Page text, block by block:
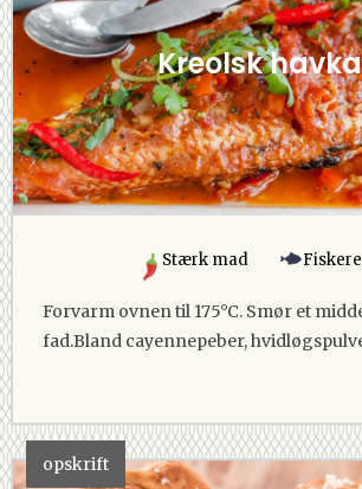
Kreolsk
Stærk mad
Forvarm ovnen til 175°C. Smør et
fad.Bland cayennepeber,
opskrift